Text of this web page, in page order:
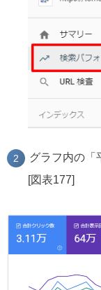
グラフ内の「
[図表177]